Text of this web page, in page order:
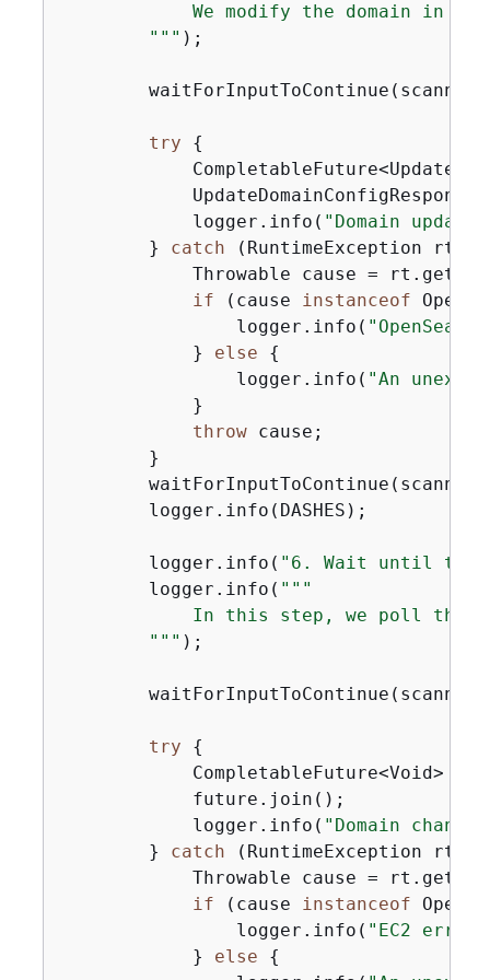
We modify the domain in
        "
"" );
try
{
UpdateDomainConfigResponse
            logger.info(
"Domain
        }
catch (RuntimeException rt)
Throwable cause =
if (cause instanceof
                logger.info(
            }
else
{
                logger.info(
"An
            }
throw cause;
        }
        logger.info(DASHES);
        logger.info(
"6. Wait until the
        logger.info(
"" "
In this step, we poll the
        "
"" );
try
{
CompletableFuture<Void>
            future.join();
            logger.info(
"Domain
        }
catch (RuntimeException rt)
Throwable cause =
if (cause instanceof
                logger.info(
"EC2 error
            }
else
{